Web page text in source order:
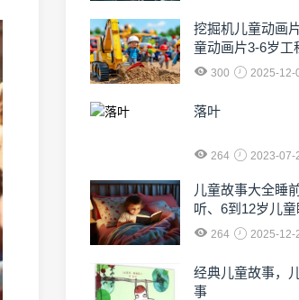
挖掘机儿童动画
童动画片3-6岁工
300 2025-12-
落叶
264 2023-07-
儿童故事大全睡
听、6到12岁儿
全免费收听
264 2025-12-
经典儿童故事，
事